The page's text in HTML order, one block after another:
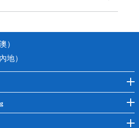
或whatsapp聯絡我們，告知我們你原本預約的
）
地）